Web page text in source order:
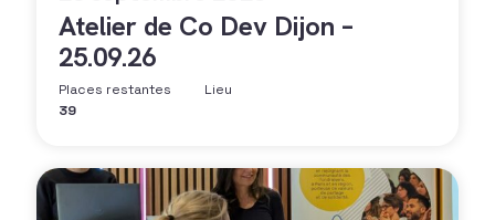
Atelier de Co Dev Dijon –
25.09.26
Places restantes
39
Lieu